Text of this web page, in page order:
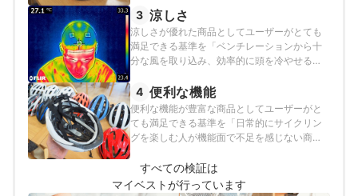
いました。
3 涼しさ
涼しさが優れた商品としてユーザーがとても
満足できる基準を「ベンチレーションから十
分な風を取り込み、効率的に頭を冷やせる商
ました。
4 便利な機能
便利な機能が豊富な商品としてユーザーがと
ても満足できる基準を「日常的にサイクリン
グを楽しむ人が機能面で不足を感じない商
ました。
すべての検証は
マイベストが行っています